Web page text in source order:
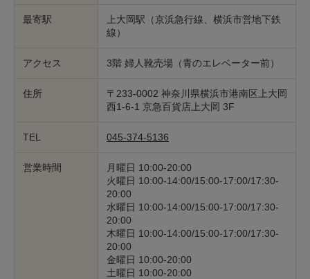
採用情報
最寄駅
上大岡駅（京浜急行線、横浜市営地下鉄
線）
アクセス 3階 婦人靴売場（青のエレベーター前）
住所
〒233-0002 神奈川県横浜市港南区上大岡
西1-6-1 京急百貨店上大岡 3F
TEL 045-374-5136
営業時間
月曜日 10:00-20:00
火曜日 10:00-14:00/15:00-17:00/17:30-
20:00
水曜日 10:00-14:00/15:00-17:00/17:30-
20:00
木曜日 10:00-14:00/15:00-17:00/17:30-
20:00
金曜日 10:00-20:00
土曜日 10:00-20:00